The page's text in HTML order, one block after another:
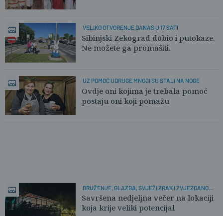
VELIKO OTVORENJE DANAS U 17 SATI
Sibinjski Zekograd dobio i putokaze.
Ne možete ga promašiti.
UZ POMOĆ UDRUGE MNOGI SU STALI NA NOGE
Ovdje oni kojima je trebala pomoć
postaju oni koji pomažu
DRUŽENJE, GLAZBA, SVJEŽI ZRAK I ZVJEZDANO
NEBO
Savršena nedjeljna večer na lokaciji
koja krije veliki potencijal